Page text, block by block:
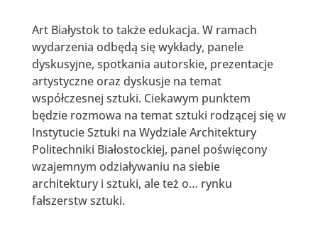
Art Białystok to także edukacja. W ramach
wydarzenia odbędą się wykłady, panele
dyskusyjne, spotkania autorskie, prezentacje
artystyczne oraz dyskusje na temat
współczesnej sztuki. Ciekawym punktem
będzie rozmowa na temat sztuki rodzącej się w
Instytucie Sztuki na Wydziale Architektury
Politechniki Białostockiej, panel poświęcony
wzajemnym odziaływaniu na siebie
architektury i sztuki, ale też o… rynku
fałszerstw sztuki.